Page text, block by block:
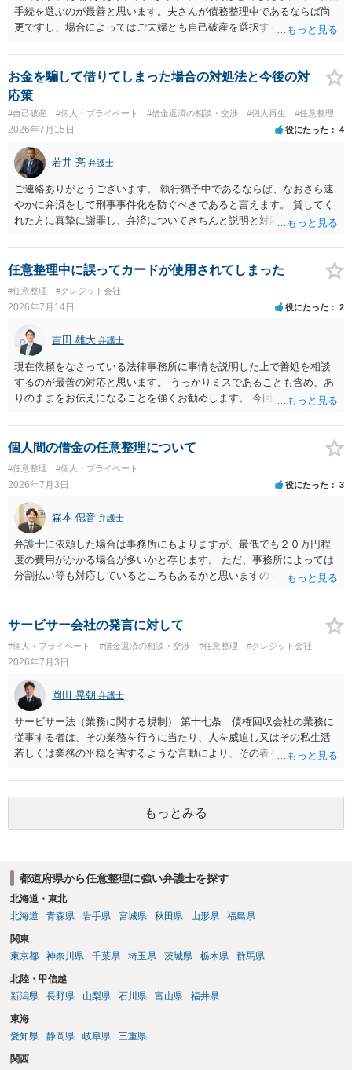
手続を選ぶのが最善と思います。夫さんが債務整理中であるならば尚
更ですし、場合によってはご夫婦とも自己破産を選択する方法もある
お金を騙して借りてしまった場合の対処法と今後の対
応策
#自己破産 #個人・プライベート #借金返済の相談・交渉 #個人再生 #任意整理
2026年7月15日 役にたった 4
若井 亮 弁護士
ご連絡ありがとうございます。 執行猶予中であるならば、なおさら速
やかに弁済をして刑事事件化を防ぐべきであると言えます。 貸してく
れた方に真摯に謝罪し、弁済についてきちんと説明と対応を行ってい
任意整理中に誤ってカードが使用されてしまった
#任意整理 #クレジット会社
2026年7月14日 役にたった 2
吉田 雄大 弁護士
現在依頼をなさっている法律事務所に事情を説明した上で善処を相談
するのが最善の対応と思います。 うっかりミスであることも含め、あ
りのままをお伝えになることを強くお勧めします。 今回のできごとだ
早ければ早いほどいいのは間違いありません。 ご健闘をお祈りいたし
ます。
個人間の借金の任意整理について
#任意整理 #個人・プライベート
2026年7月3日 役にたった 3
森本 偲音 弁護士
弁護士に依頼した場合は事務所にもよりますが、最低でも２０万円程
度の費用がかかる場合が多いかと存じます。 ただ、事務所によっては
分割払い等も対応しているところもあるかと思いますので、そのよう
ラスであれば数万円程度で債務整理が可能な場合もございますので、
まずは法テラスに相談してみてはいかがでしょうか。 以上ご参考まで
サービサー会社の発言に対して
#個人・プライベート #借金返済の相談・交渉 #任意整理 #クレジット会社
2026年7月3日
岡田 晃朝 弁護士
サービサー法（業務に関する規制） 第十七条 債権回収会社の業務に
従事する者は、その業務を行うに当たり、人を威迫し又はその私生活
若しくは業務の平穏を害するような言動により、その者を困惑させて
もっとみる
都道府県から任意整理に強い弁護士を探す
北海道・東北
北海道
青森県 岩手県 宮城県 秋田県 山形県 福島県
関東
東京都
神奈川県 千葉県 埼玉県 茨城県 栃木県 群馬県
北陸・甲信越
新潟県
長野県 山梨県 石川県 富山県 福井県
東海
愛知県
静岡県 岐阜県 三重県
関西